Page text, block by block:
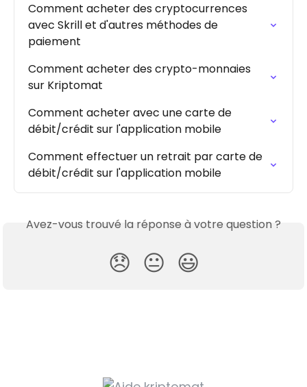
Comment acheter des cryptocurrences
avec Skrill et d'autres méthodes de
paiement
Comment acheter des crypto-monnaies
sur Kriptomat
Comment acheter avec une carte de
débit/crédit sur l'application mobile
Comment effectuer un retrait par carte de
débit/crédit sur l'application mobile
Avez-vous trouvé la réponse à votre question ?
😞 😐 😃